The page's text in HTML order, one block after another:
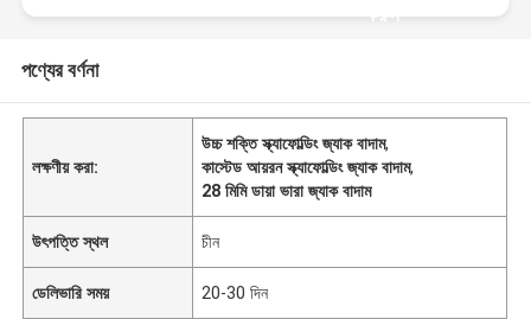
করুন
পণ্যের বর্ণনা
লক্ষণীয় করা:
উচ্চ শক্তি স্ক্যাফোল্ডিং জ্যাক বাদাম,
কাস্টেড আয়রন স্ক্যাফোল্ডিং জ্যাক বাদাম,
28 মিমি ডায়া ভারা জ্যাক বাদাম
উৎপত্তি স্থল চীন
ডেলিভারি সময় 20-30 দিন